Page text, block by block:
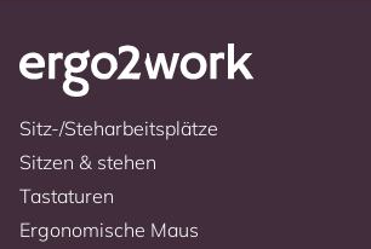
Sitz-/Steharbeitsplätze
Sitzen & stehen
Tastaturen
Ergonomische Maus